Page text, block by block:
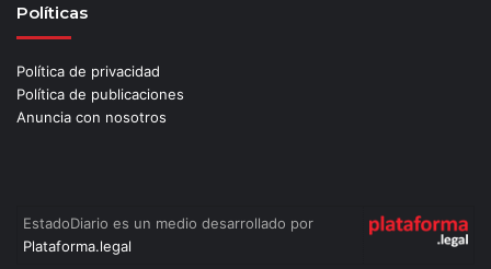
Políticas
Política de privacidad
Política de publicaciones
Anuncia con nosotros
EstadoDiario es un medio desarrollado por
Plataforma.legal